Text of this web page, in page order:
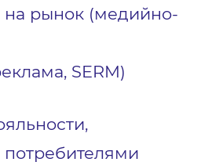
на рынок (медийно-
SERM)